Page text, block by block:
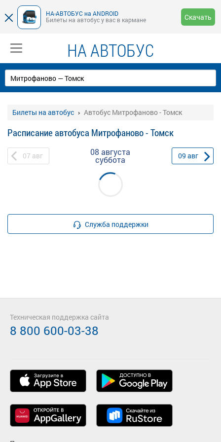
НА-АВТОБУС на ANDROID
Билеты на автобус у вас в кармане
Скачать
НА АВТОБУС
Билеты на автобус Автобус Митрофаново - Томск
Расписание автобуса Митрофаново - Томск
07 авг 08 августа
суббота 09 авг
Служба поддержки
Техническая поддержка сайта
8 800 600-03-38